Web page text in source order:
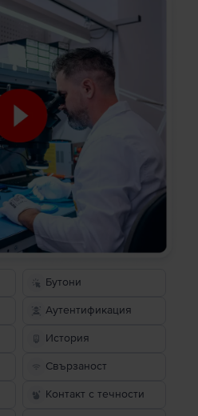
Бутони
Аутентификация
История
Свързаност
Контакт с течности